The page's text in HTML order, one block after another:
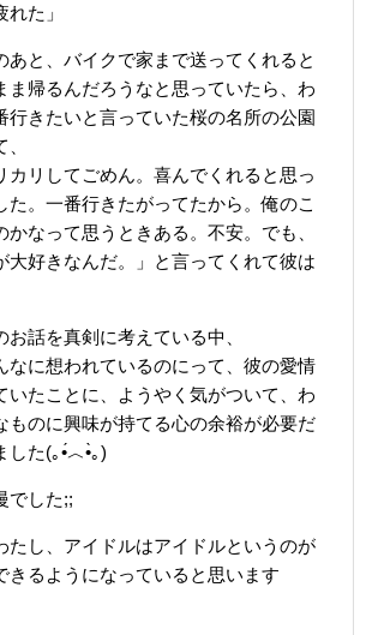
た」
あと、バイクで家まで送ってくれると
ま帰るんだろうなと思っていたら、わ
行きたいと言っていた桜の名所の公園
カリしてごめん。喜んでくれると思っ
た。一番行きたがってたから。俺のこ
かなって思うときある。不安。でも、
大好きなんだ。」と言ってくれて彼は
話を真剣に考えている中、
なに想われているのにって、彼の愛情
いたことに、ようやく気がついて、わ
ものに興味が持てる心の余裕が必要だ
た(｡•́︿•̀｡)
でした;;
たし、アイドルはアイドルというのが
きるようになっていると思います